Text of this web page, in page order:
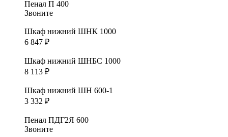
Пенал П 400
Звоните
Шкаф нижний ШНК 1000
6 847 ₽
Шкаф нижний ШНБС 1000
8 113 ₽
Шкаф нижний ШН 600-1
3 332 ₽
Пенал ПДГ2Я 600
Звоните